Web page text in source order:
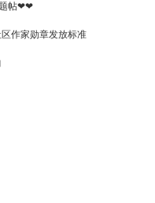
帖❤❤
作家勋章发放标准